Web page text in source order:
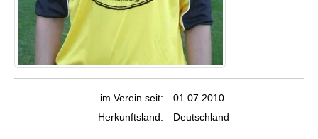
im Verein seit:
01.07.2010
Herkunftsland:
Deutschland